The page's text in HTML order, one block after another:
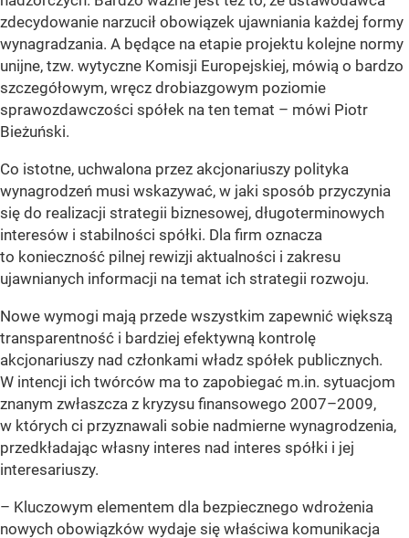
zdecydowanie narzucił obowiązek ujawniania każdej formy
wynagradzania. A będące na etapie projektu kolejne normy
unijne, tzw. wytyczne Komisji Europejskiej, mówią o bardzo
szczegółowym, wręcz drobiazgowym poziomie
sprawozdawczości spółek na ten temat – mówi Piotr
Bieżuński.
Co istotne, uchwalona przez akcjonariuszy polityka
wynagrodzeń musi wskazywać, w jaki sposób przyczynia
się do realizacji strategii biznesowej, długoterminowych
interesów i stabilności spółki. Dla firm oznacza
to konieczność pilnej rewizji aktualności i zakresu
ujawnianych informacji na temat ich strategii rozwoju.
Nowe wymogi mają przede wszystkim zapewnić większą
transparentność i bardziej efektywną kontrolę
akcjonariuszy nad członkami władz spółek publicznych.
W intencji ich twórców ma to zapobiegać m.in. sytuacjom
znanym zwłaszcza z kryzysu finansowego 2007–2009,
w których ci przyznawali sobie nadmierne wynagrodzenia,
przedkładając własny interes nad interes spółki i jej
interesariuszy.
– Kluczowym elementem dla bezpiecznego wdrożenia
nowych obowiązków wydaje się właściwa komunikacja